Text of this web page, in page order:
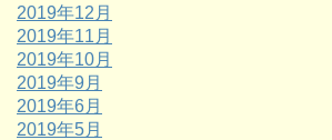
2019年12月
2019年11月
2019年10月
2019年9月
2019年6月
2019年5月